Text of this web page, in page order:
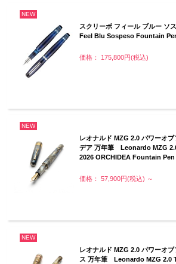
NEW
スクリーボ フィール ブルー ソ
Feel Blu Sospeso Fountain
価格： 175,800円(税込)
NEW
レオナルド MZG 2.0 パワーオ
デア 万年筆 Leonardo MZG
2026 ORCHIDEA Fountain Pen
価格： 57,900円(税込) ～
NEW
レオナルド MZG 2.0 パワーオ
ス 万年筆 Leonardo MZG 2.0